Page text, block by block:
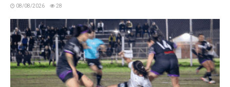
08/08/2026 28